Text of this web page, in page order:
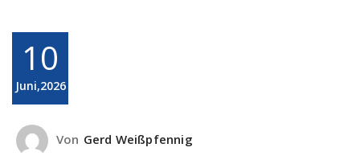
10
Juni,2026
Von Gerd Weißpfennig